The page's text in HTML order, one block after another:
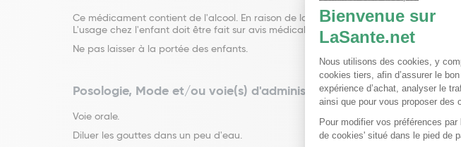
Ce médicament contient de l'alcool. En raison de la présence d'alcool, prévenez
L'usage chez l'enfant doit être fait sur avis médical seulement.
Ne pas laisser à la portée des enfants.
Posologie, Mode et/ou voie(s) d'administration, Fréquence
Voie orale.
Diluer les gouttes dans un peu d'eau.